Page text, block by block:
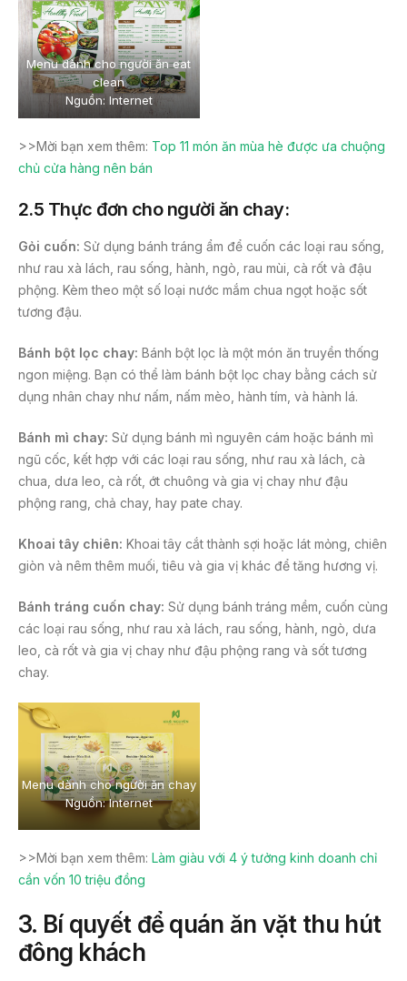
Menu dành cho người ăn eat
clean
Nguồn: Internet
>>Mời bạn xem thêm: Top 11 món ăn mùa hè được ưa chuộng
chủ cửa hàng nên bán
2.5 Thực đơn cho người ăn chay:
Gỏi cuốn: Sử dụng bánh tráng ẩm để cuốn các loại rau sống,
như rau xà lách, rau sống, hành, ngò, rau mùi, cà rốt và đậu
phộng. Kèm theo một số loại nước mắm chua ngọt hoặc sốt
tương đậu.
Bánh bột lọc chay: Bánh bột lọc là một món ăn truyền thống
ngon miệng. Bạn có thể làm bánh bột lọc chay bằng cách sử
dụng nhân chay như nấm, nấm mèo, hành tím, và hành lá.
Bánh mì chay: Sử dụng bánh mì nguyên cám hoặc bánh mì
ngũ cốc, kết hợp với các loại rau sống, như rau xà lách, cà
chua, dưa leo, cà rốt, ớt chuông và gia vị chay như đậu
phộng rang, chả chay, hay pate chay.
Khoai tây chiên: Khoai tây cắt thành sợi hoặc lát mỏng, chiên
giòn và nêm thêm muối, tiêu và gia vị khác để tăng hương vị.
Bánh tráng cuốn chay: Sử dụng bánh tráng mềm, cuốn cùng
các loại rau sống, như rau xà lách, rau sống, hành, ngò, dưa
leo, cà rốt và gia vị chay như đậu phộng rang và sốt tương
chay.
Menu dành cho người ăn chay
Nguồn: Internet
>>Mời bạn xem thêm: Làm giàu với 4 ý tưởng kinh doanh chỉ
cần vốn 10 triệu đồng
3. Bí quyết để quán ăn vặt thu hút
đông khách